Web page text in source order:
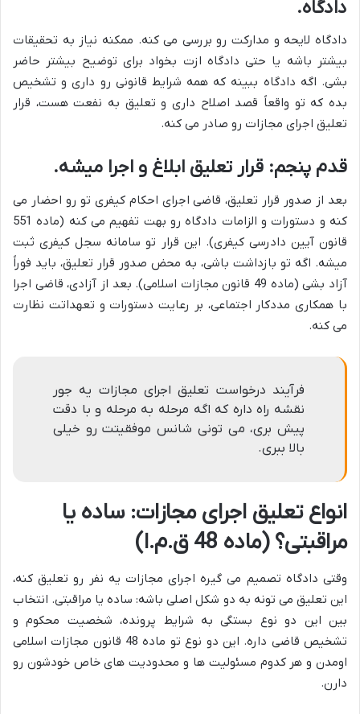
دادگاه.
دادگاه لایحه و مدارکت رو بررسی می کنه. ممکنه نیاز به تحقیقات
بیشتر باشه یا حتی دادگاه ازت بخواد برای توضیح بیشتر حاضر
بشی. اگه دادگاه ببینه که همه شرایط قانونی رو داری و تشخیص
بده که تو واقعاً قصد اصلاح داری و تعلیق به نفعت هست، قرار
تعلیق اجرای مجازات رو صادر می کنه.
قدم پنجم: قرار تعلیق ابلاغ و اجرا میشه.
بعد از صدور قرار تعلیق، قاضی اجرای احکام کیفری تو رو احضار می
کنه و دستورات و الزامات دادگاه رو بهت تفهیم می کنه (ماده 551
قانون آیین دادرسی کیفری). این قرار تو سامانه سجل کیفری ثبت
میشه. اگه تو بازداشت باشی، به محض صدور قرار تعلیق، باید فوراً
آزاد بشی (ماده 49 قانون مجازات اسلامی). بعد از آزادی، قاضی اجرا
با همکاری مددکار اجتماعی، بر رعایت دستورات و تعهداتت نظارت
می کنه.
فرآیند درخواست تعلیق اجرای مجازات یه جور
نقشه راه داره که اگه مرحله به مرحله و با دقت
پیش بری، می تونی شانس موفقیتت رو خیلی
بالا ببری.
انواع تعلیق اجرای مجازات: ساده یا
مراقبتی؟ (ماده 48 ق.م.ا)
وقتی دادگاه تصمیم می گیره اجرای مجازات یه نفر رو تعلیق کنه،
این تعلیق می تونه به دو شکل اصلی باشه: ساده یا مراقبتی. انتخاب
بین این دو نوع بستگی به شرایط پرونده، شخصیت محکوم و
تشخیص قاضی داره. این دو نوع تو ماده 48 قانون مجازات اسلامی
اومدن و هر کدوم مسئولیت ها و محدودیت های خاص خودشون رو
دارن.